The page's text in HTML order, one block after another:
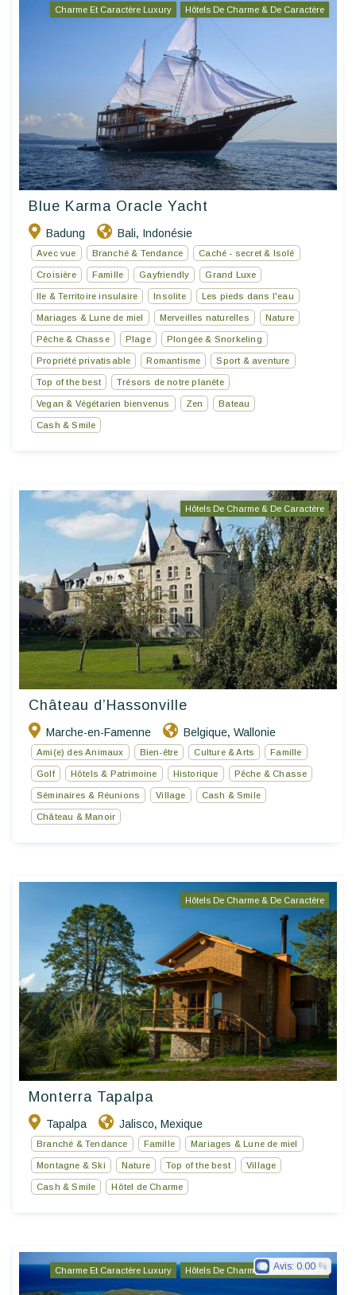
Charme Et Caractère Luxury Hôtels De Charme & De Caractère
Blue Karma Oracle Yacht
Badung Bali, Indonésie
Avec vue Branché & Tendance Caché - secret & Isolé
Croisière Famille Gayfriendly Grand Luxe
Ile & Territoire insulaire Insolite Les pieds dans l'eau
Mariages & Lune de miel Merveilles naturelles Nature
Pêche & Chasse Plage Plongée & Snorkeling
Propriété privatisable Romantisme Sport & aventure
Top of the best Trésors de notre planète
Vegan & Végétarien bienvenus Zen Bateau
Cash & Smile
Hôtels De Charme & De Caractère
Château d’Hassonville
Marche-en-Famenne Belgique, Wallonie
Ami(e) des Animaux Bien-être Culture & Arts Famille
Golf Hôtels & Patrimoine Historique Pêche & Chasse
Séminaires & Réunions Village Cash & Smile
Château & Manoir
Hôtels De Charme & De Caractère
Monterra Tapalpa
Tapalpa Jalisco, Mexique
Branché & Tendance Famille Mariages & Lune de miel
Montagne & Ski Nature Top of the best Village
Cash & Smile Hôtel de Charme
Charme Et Caractère Luxury Hôtels De Charme & De Caractère
Avis: 0.00